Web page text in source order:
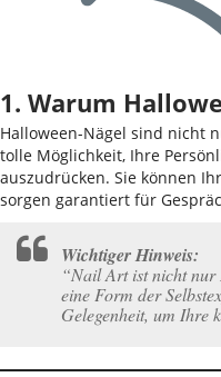
1. Warum
Halloween-Nägel sind nicht
tolle Möglichkeit, Ihre
auszudrücken. Sie können
sorgen garantiert für
Wichtiger Hinweis:
“Nail Art ist nicht nur
eine Form der
Gelegenheit, um Ihre